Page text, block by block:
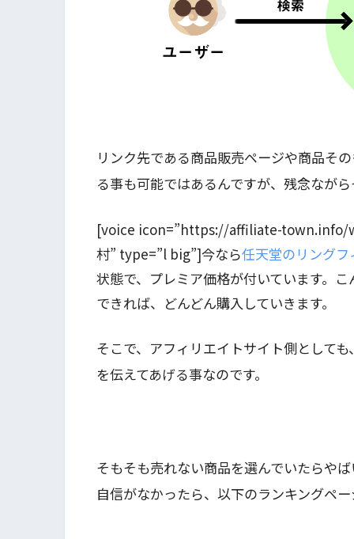
リンク先である商品販売ページや商品そ
る事も可能ではあるんですが、残念なが
[voice icon=”https://affiliate-
村” type=”l big”]今なら任天堂のリング
状態で、プレミア価格が付いています。
できれば、どんどん購入していきます。
そこで、アフィリエイトサイト側として
を伝えてあげる事なのです。
そもそも売れない商品を選んでいたらや
自信がなかったら、以下のランキングペ